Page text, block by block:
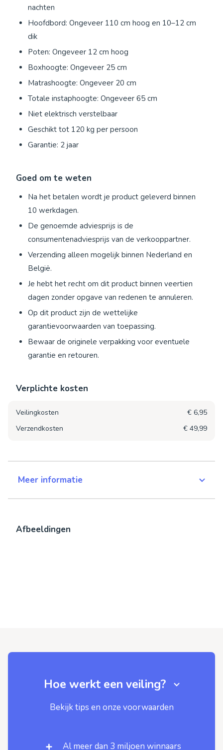
nachten
Hoofdbord: Ongeveer 110 cm hoog en 10–12 cm
dik
Poten: Ongeveer 12 cm hoog
Boxhoogte: Ongeveer 25 cm
Matrashoogte: Ongeveer 20 cm
Totale instaphoogte: Ongeveer 65 cm
Niet elektrisch verstelbaar
Geschikt tot 120 kg per persoon
Garantie: 2 jaar
Goed om te weten
Na het betalen wordt je product geleverd binnen
10 werkdagen.
De genoemde adviesprijs is de
consumentenadviesprijs van de verkooppartner.
Verzending alleen mogelijk binnen Nederland en
België.
Je hebt het recht om dit product binnen veertien
dagen zonder opgave van redenen te annuleren.
Op dit product zijn de wettelijke
garantievoorwaarden van toepassing.
Bewaar de originele verpakking voor eventuele
garantie en retouren.
Verplichte kosten
Veilingkosten
€ 6,95
Verzendkosten
€ 49,99
Meer informatie
Afbeeldingen
Hoe werkt een veiling?
Bekijk tips en onze voorwaarden
Al meer dan 3 miljoen winnaars